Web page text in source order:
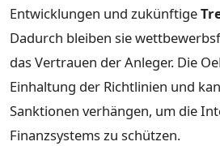
Entwicklungen und zukünftige
Dadurch bleiben sie
das Vertrauen der Anleger. Die
Einhaltung der Richtlinien und
Sanktionen verhängen, um die
Finanzsystems zu schützen.